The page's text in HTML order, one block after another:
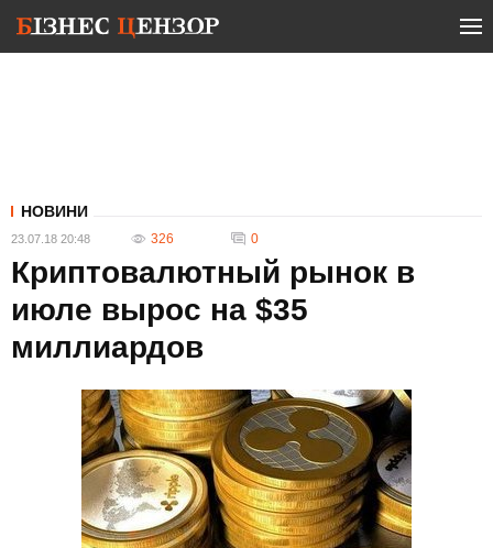
НОВИНИ
23.07.18 20:48 326 0
Криптовалютный рынок в
июле вырос на $35
миллиардов